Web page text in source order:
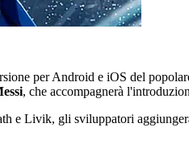
per Android e iOS del
, che accompagnerà
e Livik, gli sviluppatori